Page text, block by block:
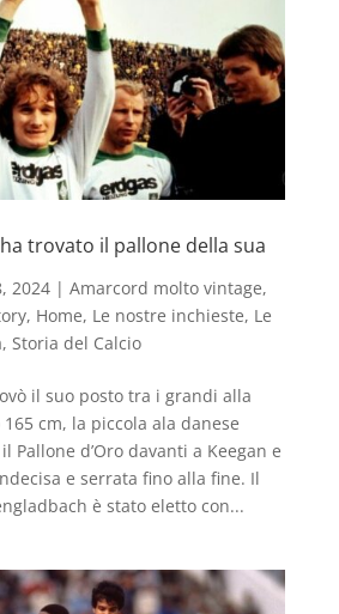
trovato il pallone della sua
2024| Amarcord molto vintage,
, Home, Le nostre inchieste, Le
, Storia del Calcio
il suo posto tra i grandi alla
cm, la piccola ala danese
Pallone d’Oro davanti a Keegan e
e serrata fino alla fine. Il
è stato eletto con...